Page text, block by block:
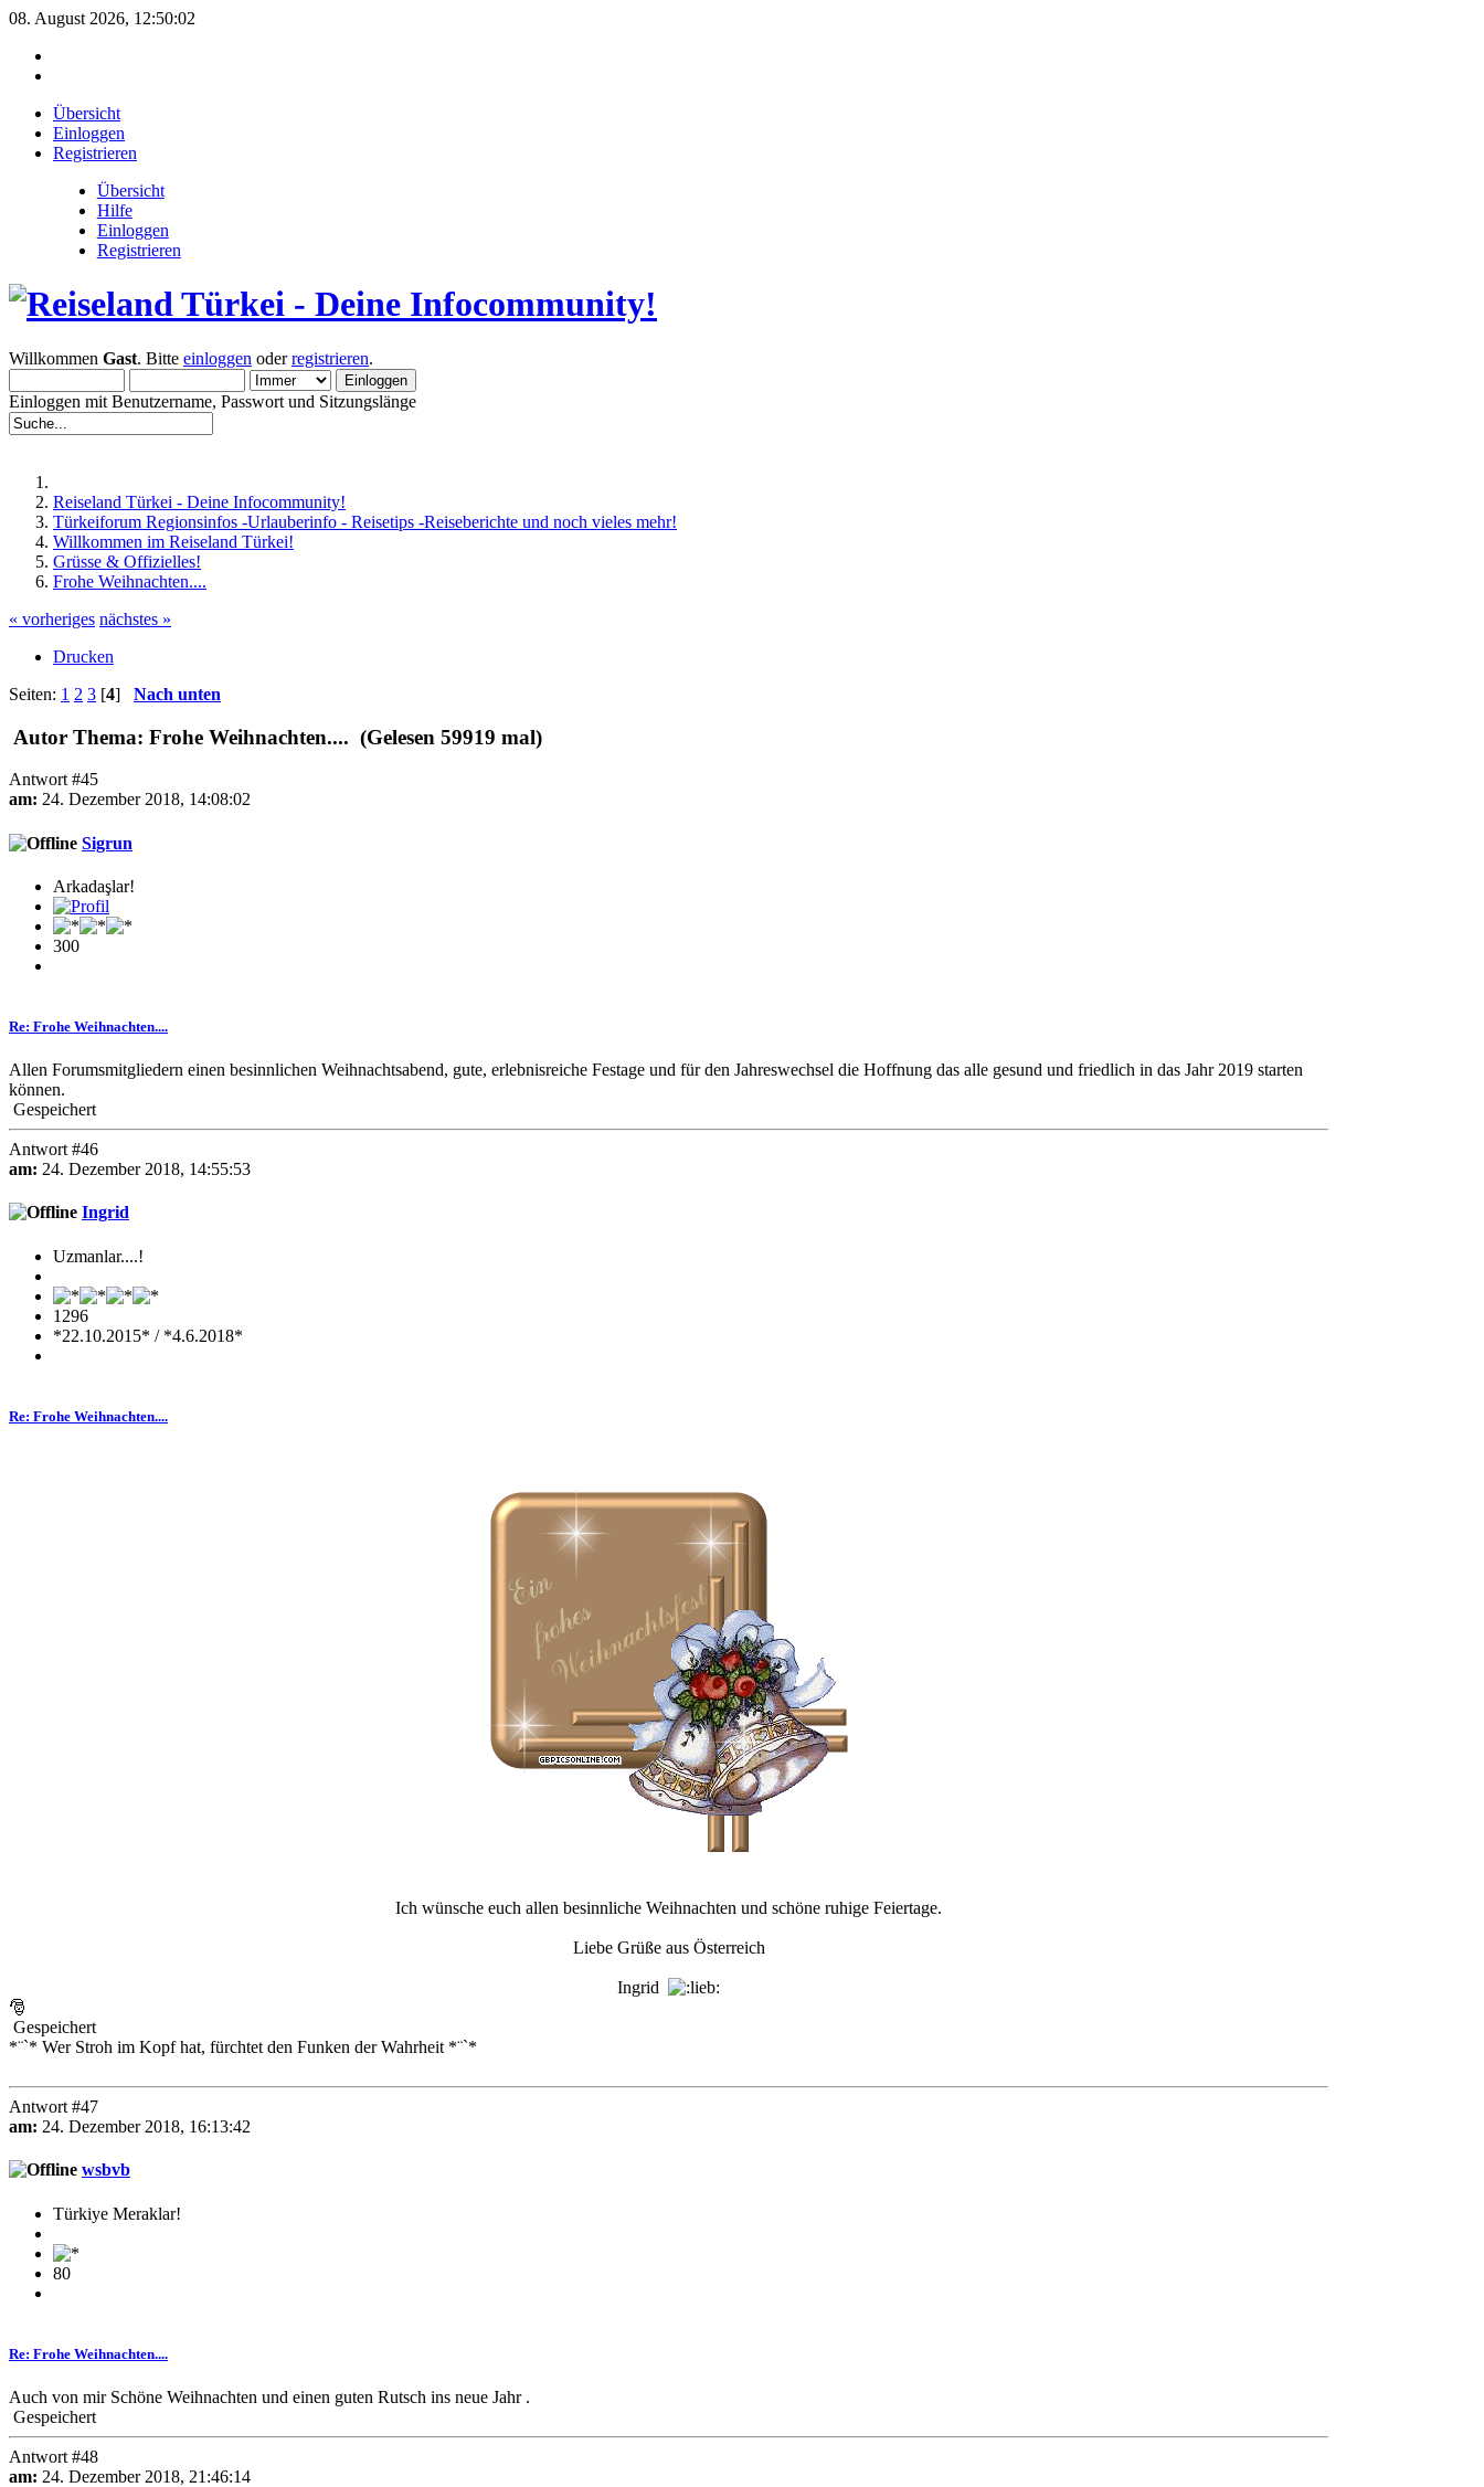
08. August 2026, 12:50:02
Übersicht
Einloggen
Registrieren
Übersicht
Hilfe
Einloggen
Registrieren
Willkommen Gast. Bitte einloggen oderregistrieren.
Einloggen mit Benutzername, Passwort und Sitzungslänge
Reiseland Türkei - Deine Infocommunity!
Türkeiforum Regionsinfos -Urlauberinfo - Reisetips -Reiseberichte und noch vieles mehr!
Willkommen im Reiseland Türkei!
Grüsse & Offizielles!
Frohe Weihnachten....
« vorheriges nächstes »
Drucken
Seiten: 1 2 3 [4] Nach unten
Autor Thema: Frohe Weihnachten.... (Gelesen 59919 mal)
Antwort #45
am: 24. Dezember 2018, 14:08:02
Sigrun
Arkadaşlar!
300
Re: Frohe Weihnachten....
Allen Forumsmitgliedern einen besinnlichen Weihnachtsabend, gute, erlebnisreiche Festage und für den Jahreswechsel die Hoffnung das alle gesund und friedlich in das Jahr 2019 starten
können.
Gespeichert
Antwort #46
am: 24. Dezember 2018, 14:55:53
Ingrid
Uzmanlar....!
1296
*22.10.2015* / *4.6.2018*
Re: Frohe Weihnachten....
Ich wünsche euch allen besinnliche Weihnachten und schöne ruhige Feiertage.
Liebe Grüße aus Österreich
Ingrid
🎅
Gespeichert
*¨`* Wer Stroh im Kopf hat, fürchtet den Funken der Wahrheit *¨`*
Antwort #47
am: 24. Dezember 2018, 16:13:42
wsbvb
Türkiye Meraklar!
80
Re: Frohe Weihnachten....
Auch von mir Schöne Weihnachten und einen guten Rutsch ins neue Jahr .
Gespeichert
Antwort #48
am: 24. Dezember 2018, 21:46:14